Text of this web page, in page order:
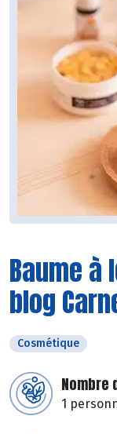
Baume à
blog
Cosmétique
Nombre
1